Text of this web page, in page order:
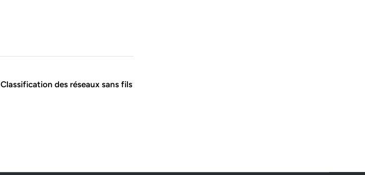
Classification des réseaux sans fils